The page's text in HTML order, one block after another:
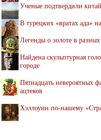
Ученые подтвердили
В турецких «вратах ада»
Легенды о золоте в
Найдена скульптурная
городе
Пятнадцать невероятных
ацтеков
Хэллоуин по-нашему